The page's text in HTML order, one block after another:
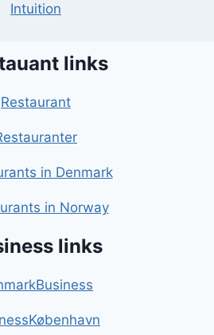
Intuition
links
Restaurant
in Denmark
in Norway
links